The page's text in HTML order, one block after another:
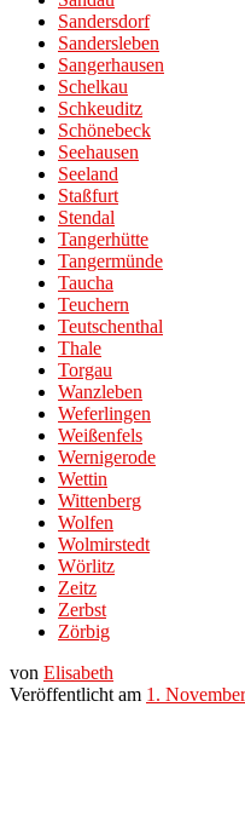
Sandersdorf
Sandersleben
Sangerhausen
Schelkau
Schkeuditz
Schönebeck
Seehausen
Seeland
Staßfurt
Stendal
Tangerhütte
Tangermünde
Taucha
Teuchern
Teutschenthal
Thale
Torgau
Wanzleben
Weferlingen
Weißenfels
Wernigerode
Wettin
Wittenberg
Wolfen
Wolmirstedt
Wörlitz
Zeitz
Zerbst
Zörbig
von Elisabeth
Veröffentlicht am 1.